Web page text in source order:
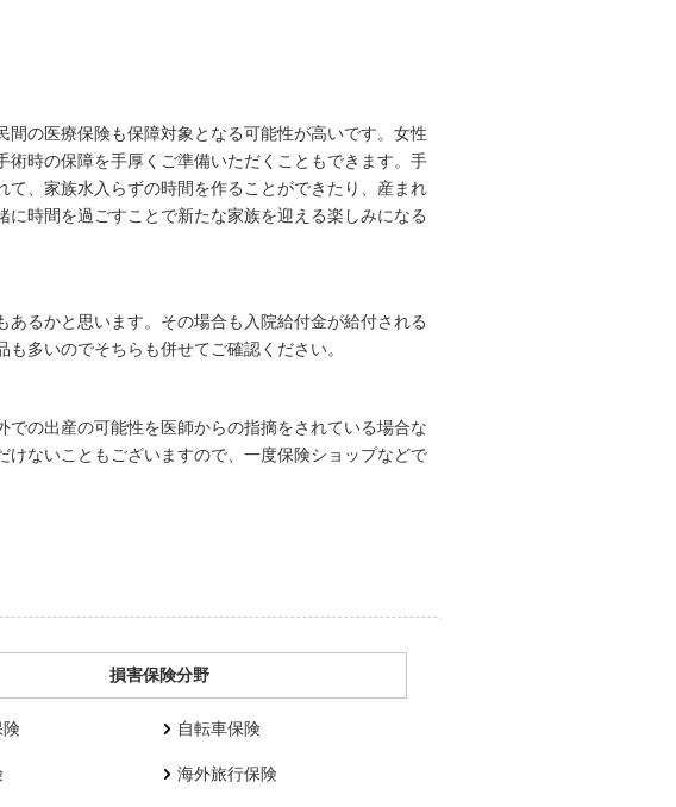
の医療保険も保障対象となる可能性が高いです。女性
時の保障を手厚くご準備いただくこともできます。手
、家族水入らずの時間を作ることができたり、産まれ
時間を過ごすことで新たな家族を迎える楽しみになる
るかと思います。その場合も入院給付金が給付される
多いのでそちらも併せてご確認ください。
の出産の可能性を医師からの指摘をされている場合な
ないこともございますので、一度保険ショップなどで
損害保険分野
険 自転車保険
海外旅行保険